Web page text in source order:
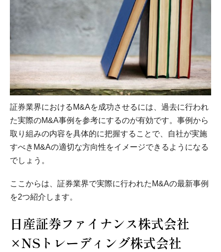
証券業界におけるM&Aを成功させるには、過去に行われ
た実際のM&A事例を参考にするのが有効です。事例から
取り組みの内容を具体的に把握することで、自社が実施
すべきM&Aの適切な方向性をイメージできるようになる
でしょう。
ここからは、証券業界で実際に行われたM&Aの最新事例
を2つ紹介します。
日産証券ファイナンス株式会社
×NSトレーディング株式会社